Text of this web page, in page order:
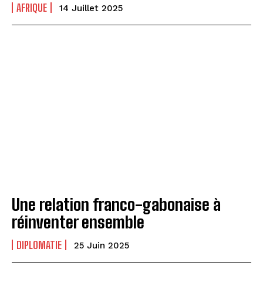
AFRIQUE 14 Juillet 2025
Une relation franco-gabonaise à
réinventer ensemble
DIPLOMATIE 25 Juin 2025